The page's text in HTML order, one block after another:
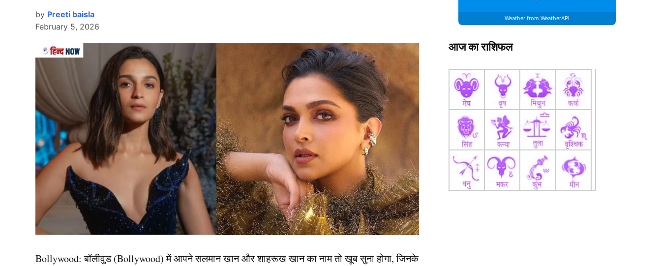
बिग बॉस 13 में रश्मि देसाई (Rashmi Desai) और सिद्धार्थ के बीच कई बार तीखी बहस और झगड़े हुए। उनकी
लड़ाई अक्सर निजी मुद्दों पर होती थी और कई बार उन्होंने एक-दूसरे पर झूठे आरोप भी लगाए। हालांकि बिग बॉस के
बाद उनके बीच की बॉन्डिंग काफी हद तक ठीक हो गई।
टीवी की तपस्या से अपनी पहचान बनाने वाली एक्ट्रेस रश्मि देसाई (Rashmi Desai) ने हाल ही में भारती सिंह के
पॉडकास्ट में अपने करियर और सिद्धार्थ शुक्ला से जुड़ी तमाम बातें शेयर कीं।
एक्ट्रेस ने सिद्धार्थ से नहीं की 2 साल बात
by Preeti baisla
February 5, 2026
Bollywood:बॉलीवुड (Bollywood)में आपने सलमान खान और शाहरूख खान का नाम तो खूब सुना होगा, जिनके
Weather from WeatherAPI
आज का राशिफल